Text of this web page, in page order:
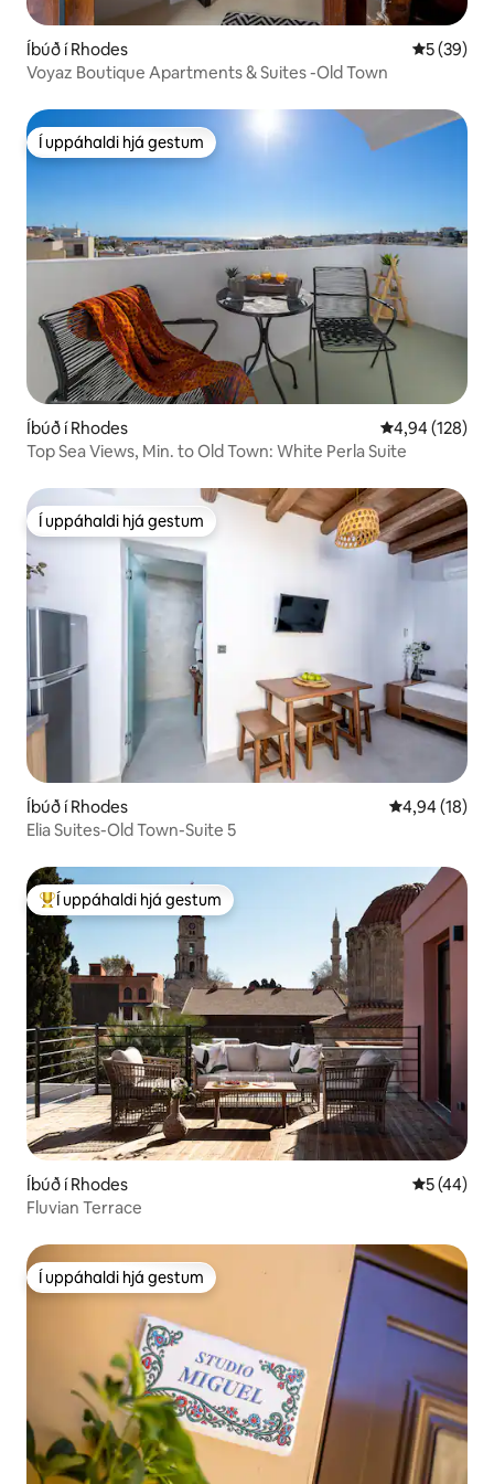
Íbúð í Rhodes 5 af 5 í
5 (39)
Voyaz Boutique Apartments & Suites -Old Town
Í uppáhaldi hjá gestum
Í uppáhaldi hjá gestum
Íbúð í Rhodes 4,94 af 5 í
4,94 (128)
Top Sea Views, Min. to Old Town: White Perla Suite
Í uppáhaldi hjá gestum
Í uppáhaldi hjá gestum
Íbúð í Rhodes 4,94 af 5 í
4,94 (18)
Elia Suites-Old Town-Suite 5
Í mestu uppáhaldi hjá gestum
Í uppáhaldi hjá gestum
Íbúð í Rhodes 5 af 5 í
5 (44)
Fluvian Terrace
Í uppáhaldi hjá gestum
Í uppáhaldi hjá gestum